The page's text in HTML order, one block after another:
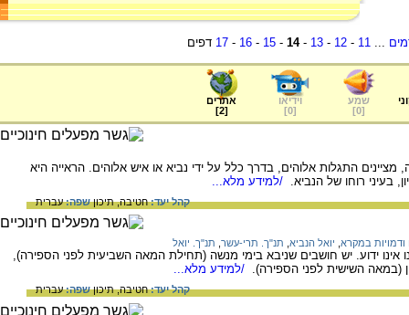
...
11
-
12
-
13
-
14
-
15
-
16
-
17 דפים
שמע
[
0
]
וידיאו
[
0
]
אתרים
[
2
]
התגלות אלוהים, בדרך כלל על ידי נביא או איש אלוהים. הראייה היא
בעיני רוחו של הנביא. /למידע מלא...
קהל יעד:חטיבה,תיכוןשפה:עברית
ודמויות במקרא יואל הנביא תנ"ך. תרי-עשר תנ"ך. יואל
אינו ידוע. יש חושבים שניבא בימי מנשה (תחילת המאה השביעית לפני הספירה),
(במאה השישית לפני הספירה). /למידע מלא...
קהל יעד:חטיבה,תיכוןשפה:עברית